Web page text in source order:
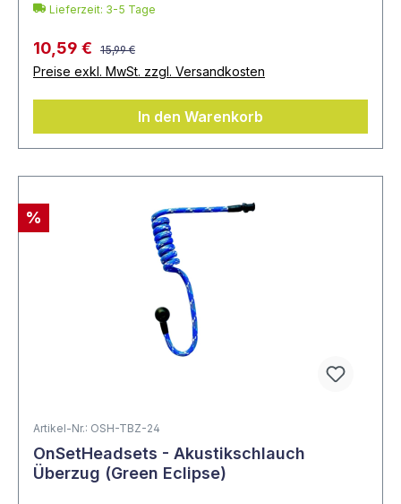
Lieferzeit: 3-5 Tage
10,59 € 15,99 €
Preise exkl. MwSt. zzgl. Versandkosten
In den Warenkorb
%
Artikel-Nr.: OSH-TBZ-24
OnSetHeadsets - Akustikschlauch
Überzug (Green Eclipse)